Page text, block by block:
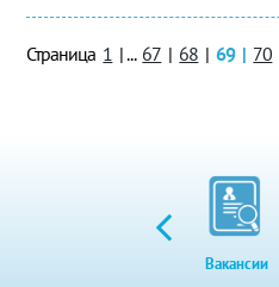
Страница 1 | ... 67 | 68 | 69 | 70
Вакансии